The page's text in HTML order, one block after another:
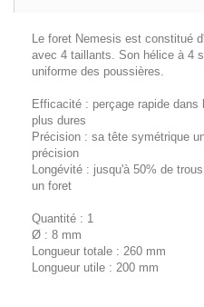
Le foret Nemesis est constitué
avec 4 taillants. Son hélice à 4
uniforme des poussières.
Efficacité : perçage rapide
plus dures
Précision : sa tête symétrique
précision
Longévité : jusqu'à 50% de
un foret
Quantité : 1
Ø : 8 mm
Longueur totale : 260 mm
Longueur utile : 200 mm